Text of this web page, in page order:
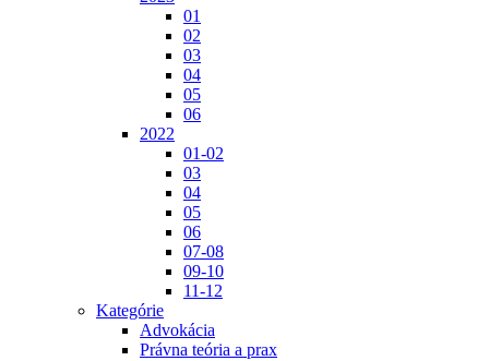
01
02
03
04
05
06
2022
01-02
03
04
05
06
07-08
09-10
11-12
Kategórie
Advokácia
Právna teória a prax